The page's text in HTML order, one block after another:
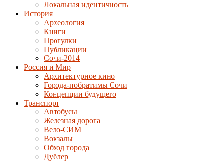
Локальная идентичность
История
Археология
Книги
Прогулки
Публикации
Сочи-2014
Россия и Мир
Архитектурное кино
Города-побратимы Сочи
Концепции будущего
Транспорт
Автобусы
Железная дорога
Вело-СИМ
Вокзалы
Обход города
Дублер